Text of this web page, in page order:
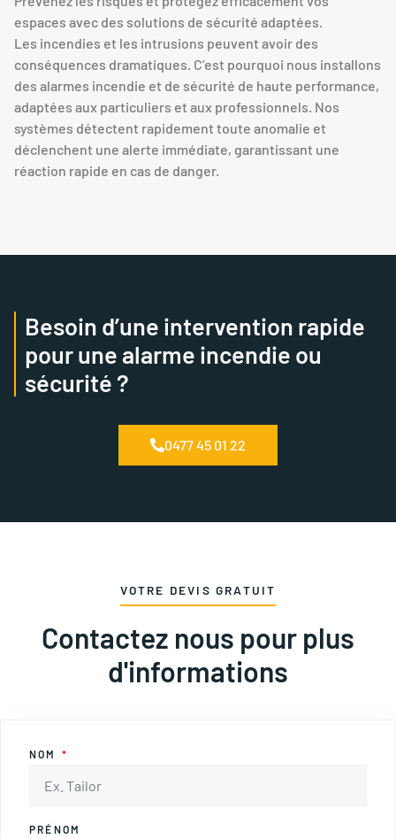
espaces avec des solutions de sécurité adaptées.
Les incendies et les intrusions peuvent avoir des
conséquences dramatiques. C’est pourquoi nous installons
des alarmes incendie et de sécurité de haute performance,
adaptées aux particuliers et aux professionnels. Nos
systèmes détectent rapidement toute anomalie et
déclenchent une alerte immédiate, garantissant une
réaction rapide en cas de danger.
Besoin d’une intervention rapide
pour une alarme incendie ou
sécurité ?
0477 45 01 22
VOTRE DEVIS GRATUIT
Contactez nous pour plus
d'informations
NOM
PRÉNOM